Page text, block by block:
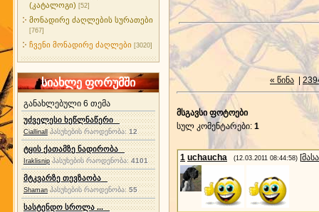
(კატალოგი) [52]
მონადირე ძაღლების სურათები
[767]
ჩვენი მონადირე ძაღლები [3020]
სიახლე ფორუმში
განახლებული 6 თემა
უძველესი ხეწლნაწერი
Ciallinall პასუხების რაოდენობა:12
ტყის ქათამზე ნადირობა
Iraklisnip პასუხების რაოდენობა: 4101
მტკვარზე თევზაობა
Shaman პასუხების რაოდენობა:55
სასტენდო სროლა ...
« წინა
მსგავსი ფოტოები
სულ კომენტარები: 1
1 uchaucha (12.03.2011 08:44:58) [